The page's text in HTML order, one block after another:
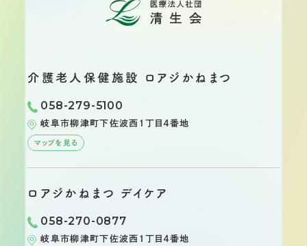
介護老人保健施設 ロアジかねまつ
058-279-5100
岐阜市柳津町下佐波西１丁目４番地
マップを見る
ロアジかねまつ デイケア
058-270-0877
岐阜市柳津町下佐波西１丁目４番地